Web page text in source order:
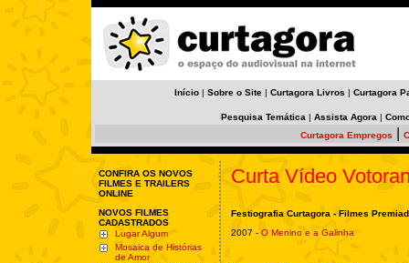
Início | Sobre o Site | Curtagora Livros | Curtagora
Pesquisa Temática | Assista Agora |
Curtagora Empregos
CONFIRA OS NOVOS
FILMES E TRAILERS
ONLINE
NOVOS FILMES
CADASTRADOS
Lugar Algum
Mosaica de Histórias
de Amor
Curta Vídeo
Festiografia Curtagora - Filmes
2007 - O Menino e a Galinha